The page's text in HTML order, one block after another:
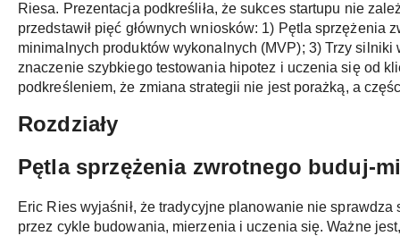
Riesa. Prezentacja podkreśliła, że sukces startupu nie
przedstawił pięć głównych wniosków: 1) Pętla
minimalnych produktów wykonalnych (MVP); 3) Trzy
znaczenie szybkiego testowania hipotez i uczenia się od
podkreśleniem, że zmiana strategii nie jest porażką, a
Rozdziały
Pętla sprzężenia zwrotnego buduj-
Eric Ries wyjaśnił, że tradycyjne planowanie nie
przez cykle budowania, mierzenia i uczenia się. Ważne